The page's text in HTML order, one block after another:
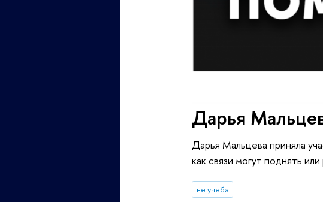
Дарья
Дарья Мальцева приняла
как связи могут поднять
не учеба